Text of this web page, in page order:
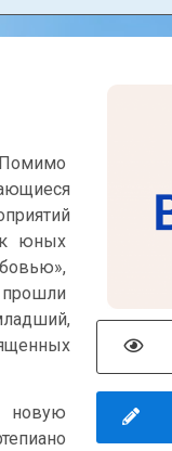
юных
новую